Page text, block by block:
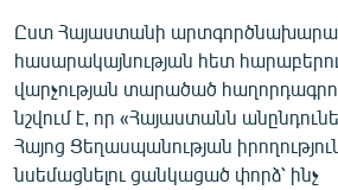
ԲԱՆԱՎԵՃ
ՁԳՏԵԼՈՎ ԼԱՎԱԳՈՒՅՆԻՆ
ՓՈԴՔԱՍԹ
Հայերեն
Ըստ Հայաստանի
հասարակայնության հետ
վարչության տարածած
նշվում է, որ «Հայաստանն
Հայոց Ցեղասպանության
նսեմացնելու ցանկացած փորձ՝ ինչ